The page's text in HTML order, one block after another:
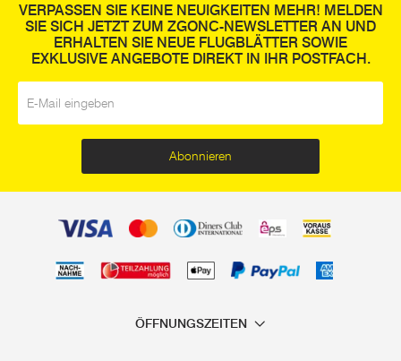
VERPASSEN SIE KEINE NEUIGKEITEN MEHR! MELDEN
SIE SICH JETZT ZUM ZGONC-NEWSLETTER AN UND
ERHALTEN SIE NEUE FLUGBLÄTTER SOWIE
EXKLUSIVE ANGEBOTE DIREKT IN IHR POSTFACH.
Abonnieren
ÖFFNUNGSZEITEN